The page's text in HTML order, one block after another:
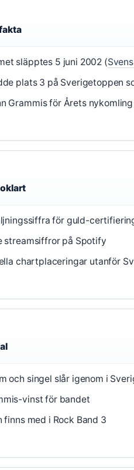
släpptes 5 juni 2002 (
plats 3 på Sverigetoppen
Grammis för Årets
för guld-
streamsiffror på Spotify
chartplaceringar utanför
och singel slår igenom i
vinst för bandet
finns med i Rock Band 3